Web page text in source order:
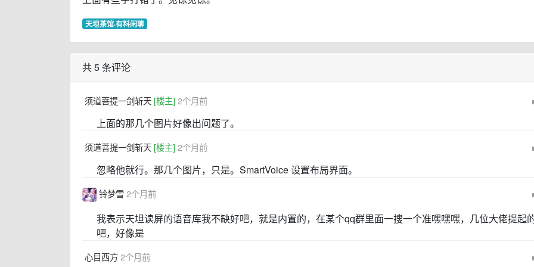
天坦茶馆·有料闲聊
共 5 条评论
须道菩提一剑斩天 [楼主] 2个月前
上面的那几个图片好像出问题了。
须道菩提一剑斩天 [楼主] 2个月前
忽略他就行。那几个图片，只是。SmartVoice 设置布局界面。
铃梦雪2个月前
我表示天坦读屏的语音库我不缺好吧，就是内置的，在某个qq群里面一搜一个准嘿嘿嘿，几位大佬提起
吧，好像是
心目西方2个月前